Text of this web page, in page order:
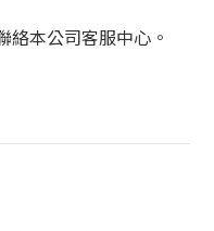
絡本公司客服中心。